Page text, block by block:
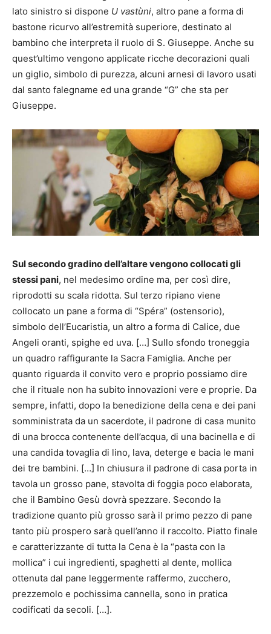
lato sinistro si dispone U vastùni, altro pane a forma di
bastone ricurvo all’estremità superiore, destinato al
bambino che interpreta il ruolo di S. Giuseppe. Anche su
quest’ultimo vengono applicate ricche decorazioni quali
un giglio, simbolo di purezza, alcuni arnesi di lavoro usati
dal santo falegname ed una grande “G” che sta per
Giuseppe.
Sul secondo gradino dell’altare vengono collocati gli
stessi pani, nel medesimo ordine ma, per così dire,
riprodotti su scala ridotta. Sul terzo ripiano viene
collocato un pane a forma di “Spéra” (ostensorio),
simbolo dell’Eucaristia, un altro a forma di Calice, due
Angeli oranti, spighe ed uva. […] Sullo sfondo troneggia
un quadro raffigurante la Sacra Famiglia. Anche per
quanto riguarda il convito vero e proprio possiamo dire
che il rituale non ha subito innovazioni vere e proprie. Da
sempre, infatti, dopo la benedizione della cena e dei pani
somministrata da un sacerdote, il padrone di casa munito
di una brocca contenente dell’acqua, di una bacinella e di
una candida tovaglia di lino, lava, deterge e bacia le mani
dei tre bambini. […] In chiusura il padrone di casa porta in
tavola un grosso pane, stavolta di foggia poco elaborata,
che il Bambino Gesù dovrà spezzare. Secondo la
tradizione quanto più grosso sarà il primo pezzo di pane
tanto più prospero sarà quell’anno il raccolto. Piatto finale
e caratterizzante di tutta la Cena è la “pasta con la
mollica” i cui ingredienti, spaghetti al dente, mollica
ottenuta dal pane leggermente raffermo, zucchero,
prezzemolo e pochissima cannella, sono in pratica
codificati da secoli. […].